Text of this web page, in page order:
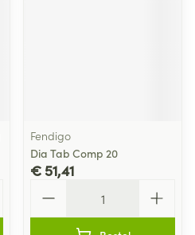
Fendigo
Dia Tab Comp 20
€ 51,41